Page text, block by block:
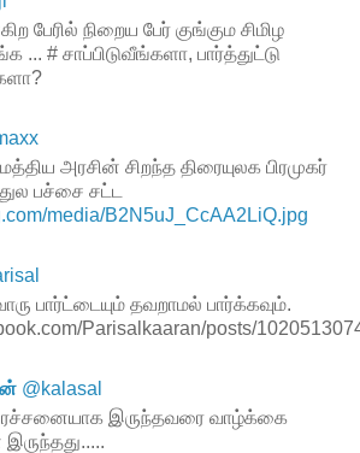
பேரில் நிறைய பேர் குங்கும சிமிழ
# சாப்பிடுவீங்களா, பார்த்துட்டு
அரசின் சிறந்த திரையுலக பிரமுகர்
பச்சை சட்ட
media/B2N5uJ_CcAA2LiQ.jpg
பார்ட்டையும் தவறாமல் பார்க்கவும்.
Parisalkaaran/posts/
@kalasal
இருந்தவரை வாழ்க்கை